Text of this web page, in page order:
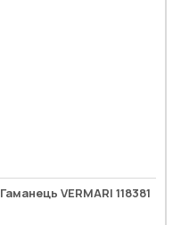
Гаманець VERMARI 118381